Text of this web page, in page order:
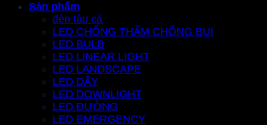
Sản phẩm
đèn tàu cá
LED CHỐNG THẤM CHỐNG BỤI
LED BULB
LED LINEAR LIGHT
LED LANDSCAPE
LED DÂY
LED DOWNLIGHT
LED ĐƯỜNG
LED EMERGENCY